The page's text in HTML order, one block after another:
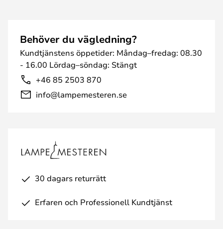
Behöver du vägledning?
Kundtjänstens öppetider: Måndag–fredag: 08.30
- 16.00 Lördag–söndag: Stängt
+46 85 2503 870
info@lampemesteren.se
30 dagars returrätt
Erfaren och Professionell Kundtjänst